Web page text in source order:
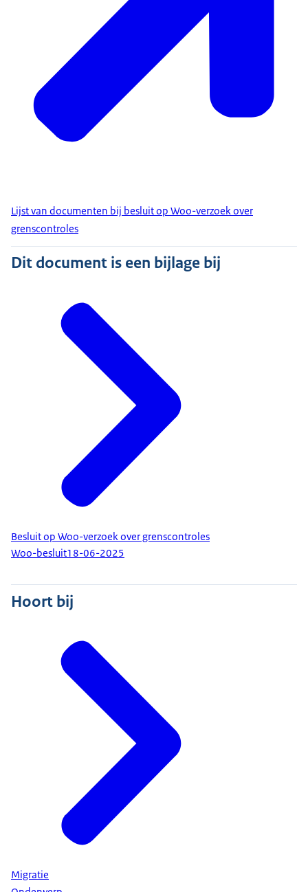
Lijst van documenten bij besluit op Woo-verzoek over
grenscontroles
Dit document is een bijlage bij
Besluit op Woo-verzoek over grenscontroles
Woo-besluit18-06-2025
Hoort bij
Migratie